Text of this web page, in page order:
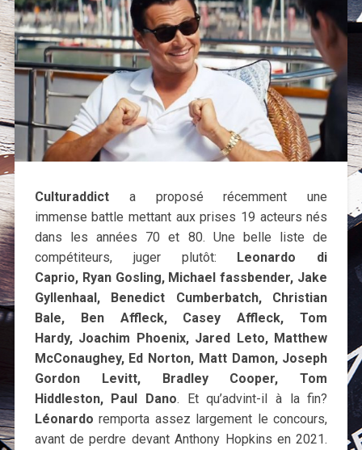
Culturaddicta proposé récemment une
immense battle mettant aux prises 19 acteurs nés
dans les années 70 et 80. Une belle liste de
compétiteurs, juger plutôt: Leonardo di
Caprio, Ryan Gosling, Michael fassbender, Jake
Gyllenhaal, Benedict Cumberbatch, Christian
Bale, Ben Affleck, Casey Affleck, Tom
Hardy, Joachim Phoenix, Jared Leto, Matthew
McConaughey, Ed Norton, Matt Damon, Joseph
Gordon Levitt, Bradley Cooper, Tom
Hiddleston, Paul Dano. Et qu’advint-il à la fin?
Léonardo remporta assez largement le concours,
avant de perdre devant Anthony Hopkins en 2021.